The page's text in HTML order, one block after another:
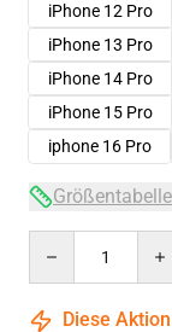
iPhone 12 Pro
iPhone 13 Pro
iPhone 14 Pro
iPhone 15 Pro
iphone 16 Pro
Diese